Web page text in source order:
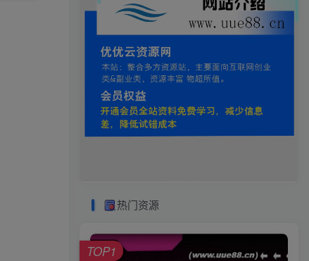
热门资源
TOP1